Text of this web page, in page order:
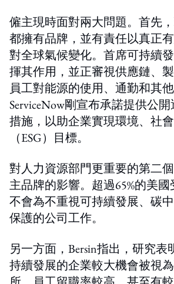
僱主現時面對兩大問題。首先
都擁有品牌，並有責任以真正
對全球氣候變化。首席可持續
揮其作用，並正審視供應鏈、
員工對能源的使用、通勤和其他
ServiceNow剛宣布承諾提供公
措施，以助企業實現環境、社
（ESG）目標。
對人力資源部門更重要的第二
主品牌的影響。超過65%的美國
不會為不重視可持續發展、碳
保護的公司工作。
另一方面，Bersin指出，研究表
持續發展的企業較大機會被視